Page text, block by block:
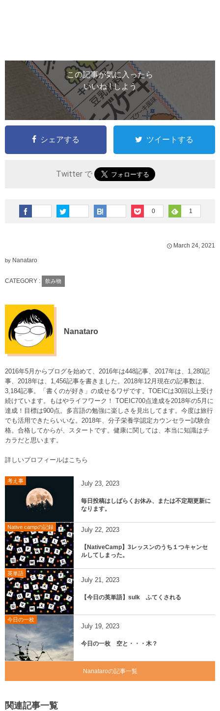
この記事が気に入ったら
いいね ! しよう
シェアする ツイートする
Twitter で
0 1
March 24, 2021
by Nanataro
CATEGORY : 飲み物
Nanataro
2016年5月からブログを始めて、2016年は448記事、2017年は、1,280記
事、2018年は、1,456記事を書きました。2018年12月現在の記事数は、
3,184記事。「書くのが好き」の成せるワザです。TOEICは30回以上受け
続けています。もはやライフワーク！ TOEIC700点達成を2018年の5月に
達成！目標は900点。多言語の勉強に楽しさを見出してます。今度は旅行
でも活用できたらいいな。2018年、分子栄養学認定カウンセラー試験合
格。合格してからが、スタートです。健康に関しては、本当に知識はチ
カラだと思います。
詳しいプロフィールはこちら
考え事 July 23, 2023
毎日投稿はしばらくお休み、または不定期更新に
なります。
Native campの記録 July 22, 2023
【NativeCamp】3レッスンのうち１つキャンセ
ルしてしまった。
英単語
July 21, 2023
【今日の英単語】sulk ふてくされる
今日の一枚
July 19, 2023
今日の一枚 空と・・・木？
Nanataroの記事一覧
関連記事一覧